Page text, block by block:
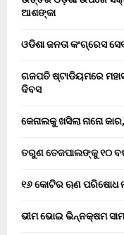
ଆଶଙ୍କା
ଓଡିଶା ଜନତା କଂଗ୍ରେସ
ଗଜପତି ଷ୍ଟାଡିୟମରେ
ଦିବସ
କେନାଲକୁ ଖସିଲା ନାନୋ
ତରୁଣ ତେଜପାଲଙ୍କୁ ୧୦
୧୬ କୋଟିର ଋଣ ପରିଷୋଧ
ଭୀମ ଭୋଇ ଭିନ୍ନକ୍ଷମ